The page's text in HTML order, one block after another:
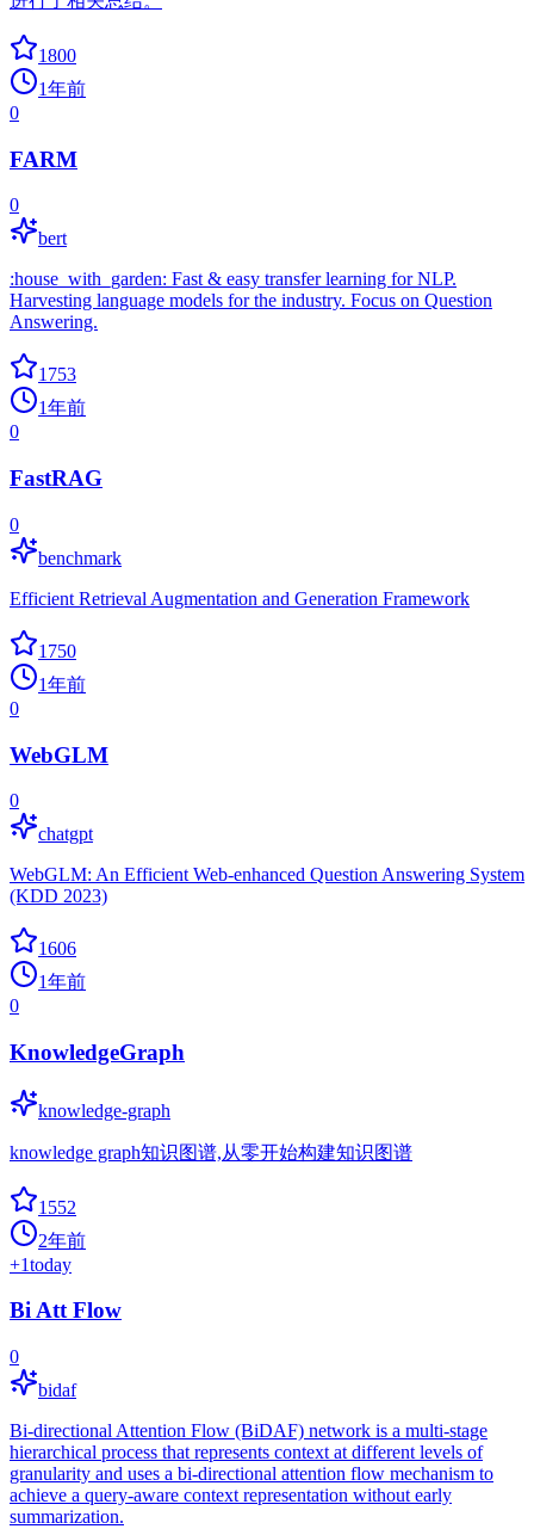
1800
1年前
0
FARM
0
bert
:house_with_garden: Fast & easy transfer learning for NLP.
Harvesting language models for the industry. Focus on Question
Answering.
1753
1年前
0
FastRAG
0
benchmark
Efficient Retrieval Augmentation and Generation Framework
1750
1年前
0
WebGLM
0
chatgpt
WebGLM: An Efficient Web-enhanced Question Answering System
(KDD 2023)
1606
1年前
0
KnowledgeGraph
knowledge-graph
knowledge graph知识图谱,从零开始构建知识图谱
1552
2年前
+1today
Bi Att Flow
0
bidaf
Bi-directional Attention Flow (BiDAF) network is a multi-stage
hierarchical process that represents context at different levels of
granularity and uses a bi-directional attention flow mechanism to
achieve a query-aware context representation without early
summarization.